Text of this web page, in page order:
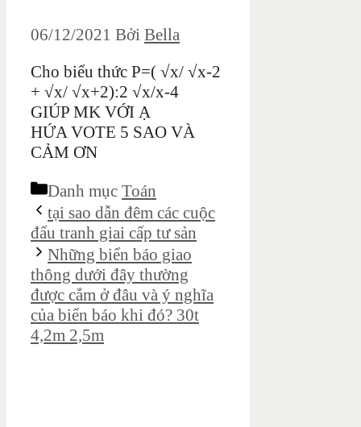
06/12/2021 Bởi Bella
Cho biểu thức P=( √x/ √x-2
+ √x/ √x+2):2 √x/x-4
GIÚP MK VỚI Ạ
HỨA VOTE 5 SAO VÀ
CẢM ƠN
Danh mục Toán
tại sao dẫn đêm các cuộc
đấu tranh giai cấp tư sản
Những biển báo giao
thông dưới đây thường
được cắm ở đâu và ý nghĩa
của biển báo khi đó? 30t
4,2m 2,5m